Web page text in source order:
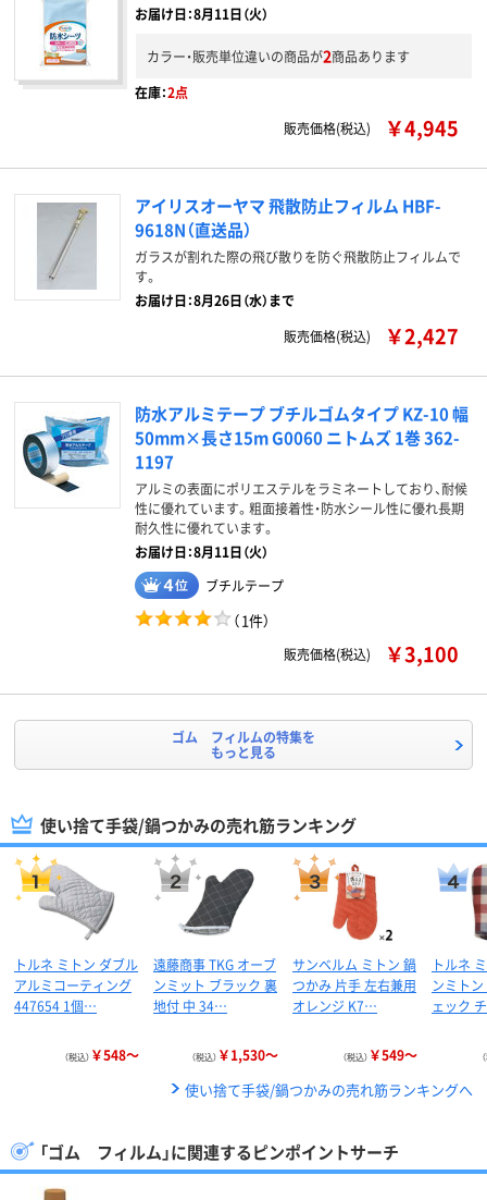
お届け日：8月11日（火）
カラー・販売単位違いの商品が2商品あります
在庫：2点
販売価格(税込)
￥4,945
アイリスオーヤマ 飛散防止フィルム HBF-
9618N（直送品）
ガラスが割れた際の飛び散りを防ぐ飛散防止フィルムで
す。
お届け日：8月26日（水）まで
販売価格(税込)
￥2,427
防水アルミテープ ブチルゴムタイプ KZ-10 幅
50mm×長さ15m G0060 ニトムズ 1巻 362-
1197
アルミの表面にポリエステルをラミネートしており、耐候
性に優れています。粗面接着性・防水シール性に優れ長期
耐久性に優れています。
お届け日：8月11日（火）
ブチルテープ
（1件）
販売価格(税込) ￥3,100
ゴム フィルムの特集を
もっと見る
使い捨て手袋/鍋つかみの売れ筋ランキング
トルネ ミトン ダブル
アルミコーティング
447654 1個…
（税込） ￥548～
遠藤商事 TKG オーブ
ンミット ブラック 裏
地付 中 34…
（税込） ￥1,530～
サンベルム ミトン 鍋
つかみ 片手 左右兼用
オレンジ K7…
（税込） ￥549～
トルネ
ンミト
ェック
使い捨て手袋/鍋つかみの売れ筋ランキングへ
「ゴム フィルム」に関連するピンポイントサーチ